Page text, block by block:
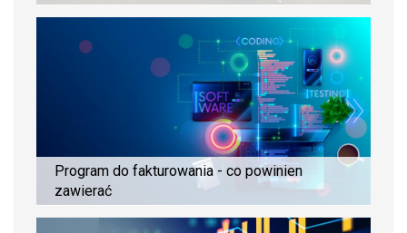
Program do fakturowania - co powinien
zawierać